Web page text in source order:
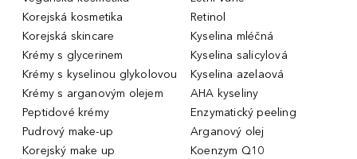
Korejská kosmetika
Korejská skincare
Krémy s glycerinem
Krémy s kyselinou glykolovou
Krémy s arganovým olejem
Peptidové krémy
Pudrový make-up
Korejský make up
Retinol
Kyselina mléčná
Kyselina salicylová
Kyselina azelaová
AHA kyseliny
Enzymatický peeling
Arganový olej
Koenzym Q10